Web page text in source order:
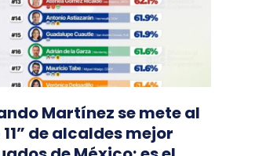
Martínez se mete al
11” de alcaldes mejor